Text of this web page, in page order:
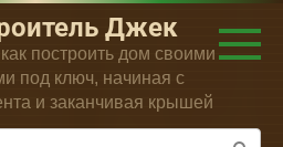
Джек
построить дом своими
под ключ, начиная с
и заканчивая крышей